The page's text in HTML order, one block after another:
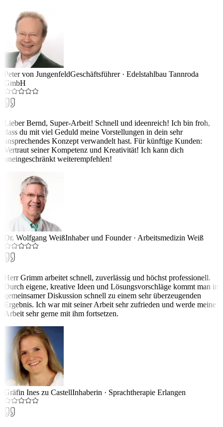
Peter von JungenfeldGeschäftsführer· Edelstahlbau Tannroda
GmbH
Lieber Bernd, Super-Arbeit! Schnell und ideenreich! Ich bin froh,
dass du mit viel Geduld meine Vorstellungen in dein sehr
ansprechendes Konzept verwandelt hast. Für künftige Kunden:
Vertraut seiner Kompetenz und Kreativität! Ich kann dich
uneingeschränkt weiterempfehlen!
Dr. Wolfgang WeißInhaber und Founder· Arbeitsmedizin Weiß
Herr Grimm arbeitet schnell, zuverlässig und höchst professionell.
Durch eigene, kreative Ideen und Lösungsvorschläge kommt man in
gemeinsamer Diskussion schnell zu einem sehr überzeugenden
Ergebnis. Ich war mit seiner Arbeit sehr zufrieden und werde meine
Arbeit sehr gerne mit ihm fortsetzen.
Gräfin Ines zu CastellInhaberin · Sprachtherapie Erlangen